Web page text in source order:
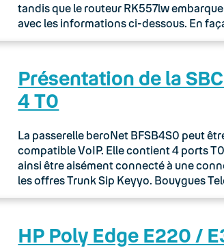
tandis que le routeur RK557lw
avec les informations ci-dessous. En
Présentation de la
4 T0
La passerelle beroNet BFSB4S0 peut
compatible VoIP. Elle contient 4 ports
ainsi être aisément connecté à une
les offres Trunk Sip Keyyo. Bouygues
HP Poly Edge E220 /